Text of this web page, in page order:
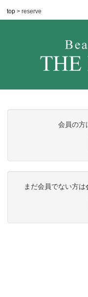
top > reserve
会員の方
まだ会員でない方は